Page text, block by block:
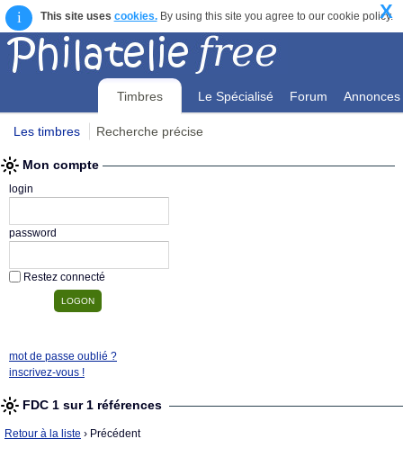
i This site uses cookies.By using this site you agree to our cookie policy.
X
Timbres Le Spécialisé Forum Annonces
Les timbres Recherche précise
Mon compte
login
password
Restez connecté
mot de passe oublié ?
inscrivez-vous !
FDC 1 sur 1 références
Retour à la liste › Précédent